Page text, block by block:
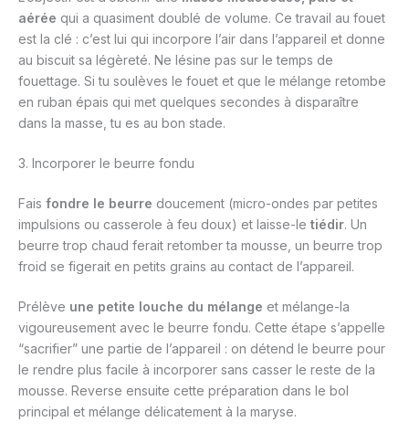
aérée qui a quasiment doublé de volume. Ce travail au fouet
est la clé : c’est lui qui incorpore l’air dans l’appareil et donne
au biscuit sa légèreté. Ne lésine pas sur le temps de
fouettage. Si tu soulèves le fouet et que le mélange retombe
en ruban épais qui met quelques secondes à disparaître
dans la masse, tu es au bon stade.
3. Incorporer le beurre fondu
Fais fondre le beurre doucement (micro-ondes par petites
impulsions ou casserole à feu doux) et laisse-le tiédir. Un
beurre trop chaud ferait retomber ta mousse, un beurre trop
froid se figerait en petits grains au contact de l’appareil.
Prélève une petite louche du mélange et mélange-la
vigoureusement avec le beurre fondu. Cette étape s’appelle
“sacrifier” une partie de l’appareil : on détend le beurre pour
le rendre plus facile à incorporer sans casser le reste de la
mousse. Reverse ensuite cette préparation dans le bol
principal et mélange délicatement à la maryse.